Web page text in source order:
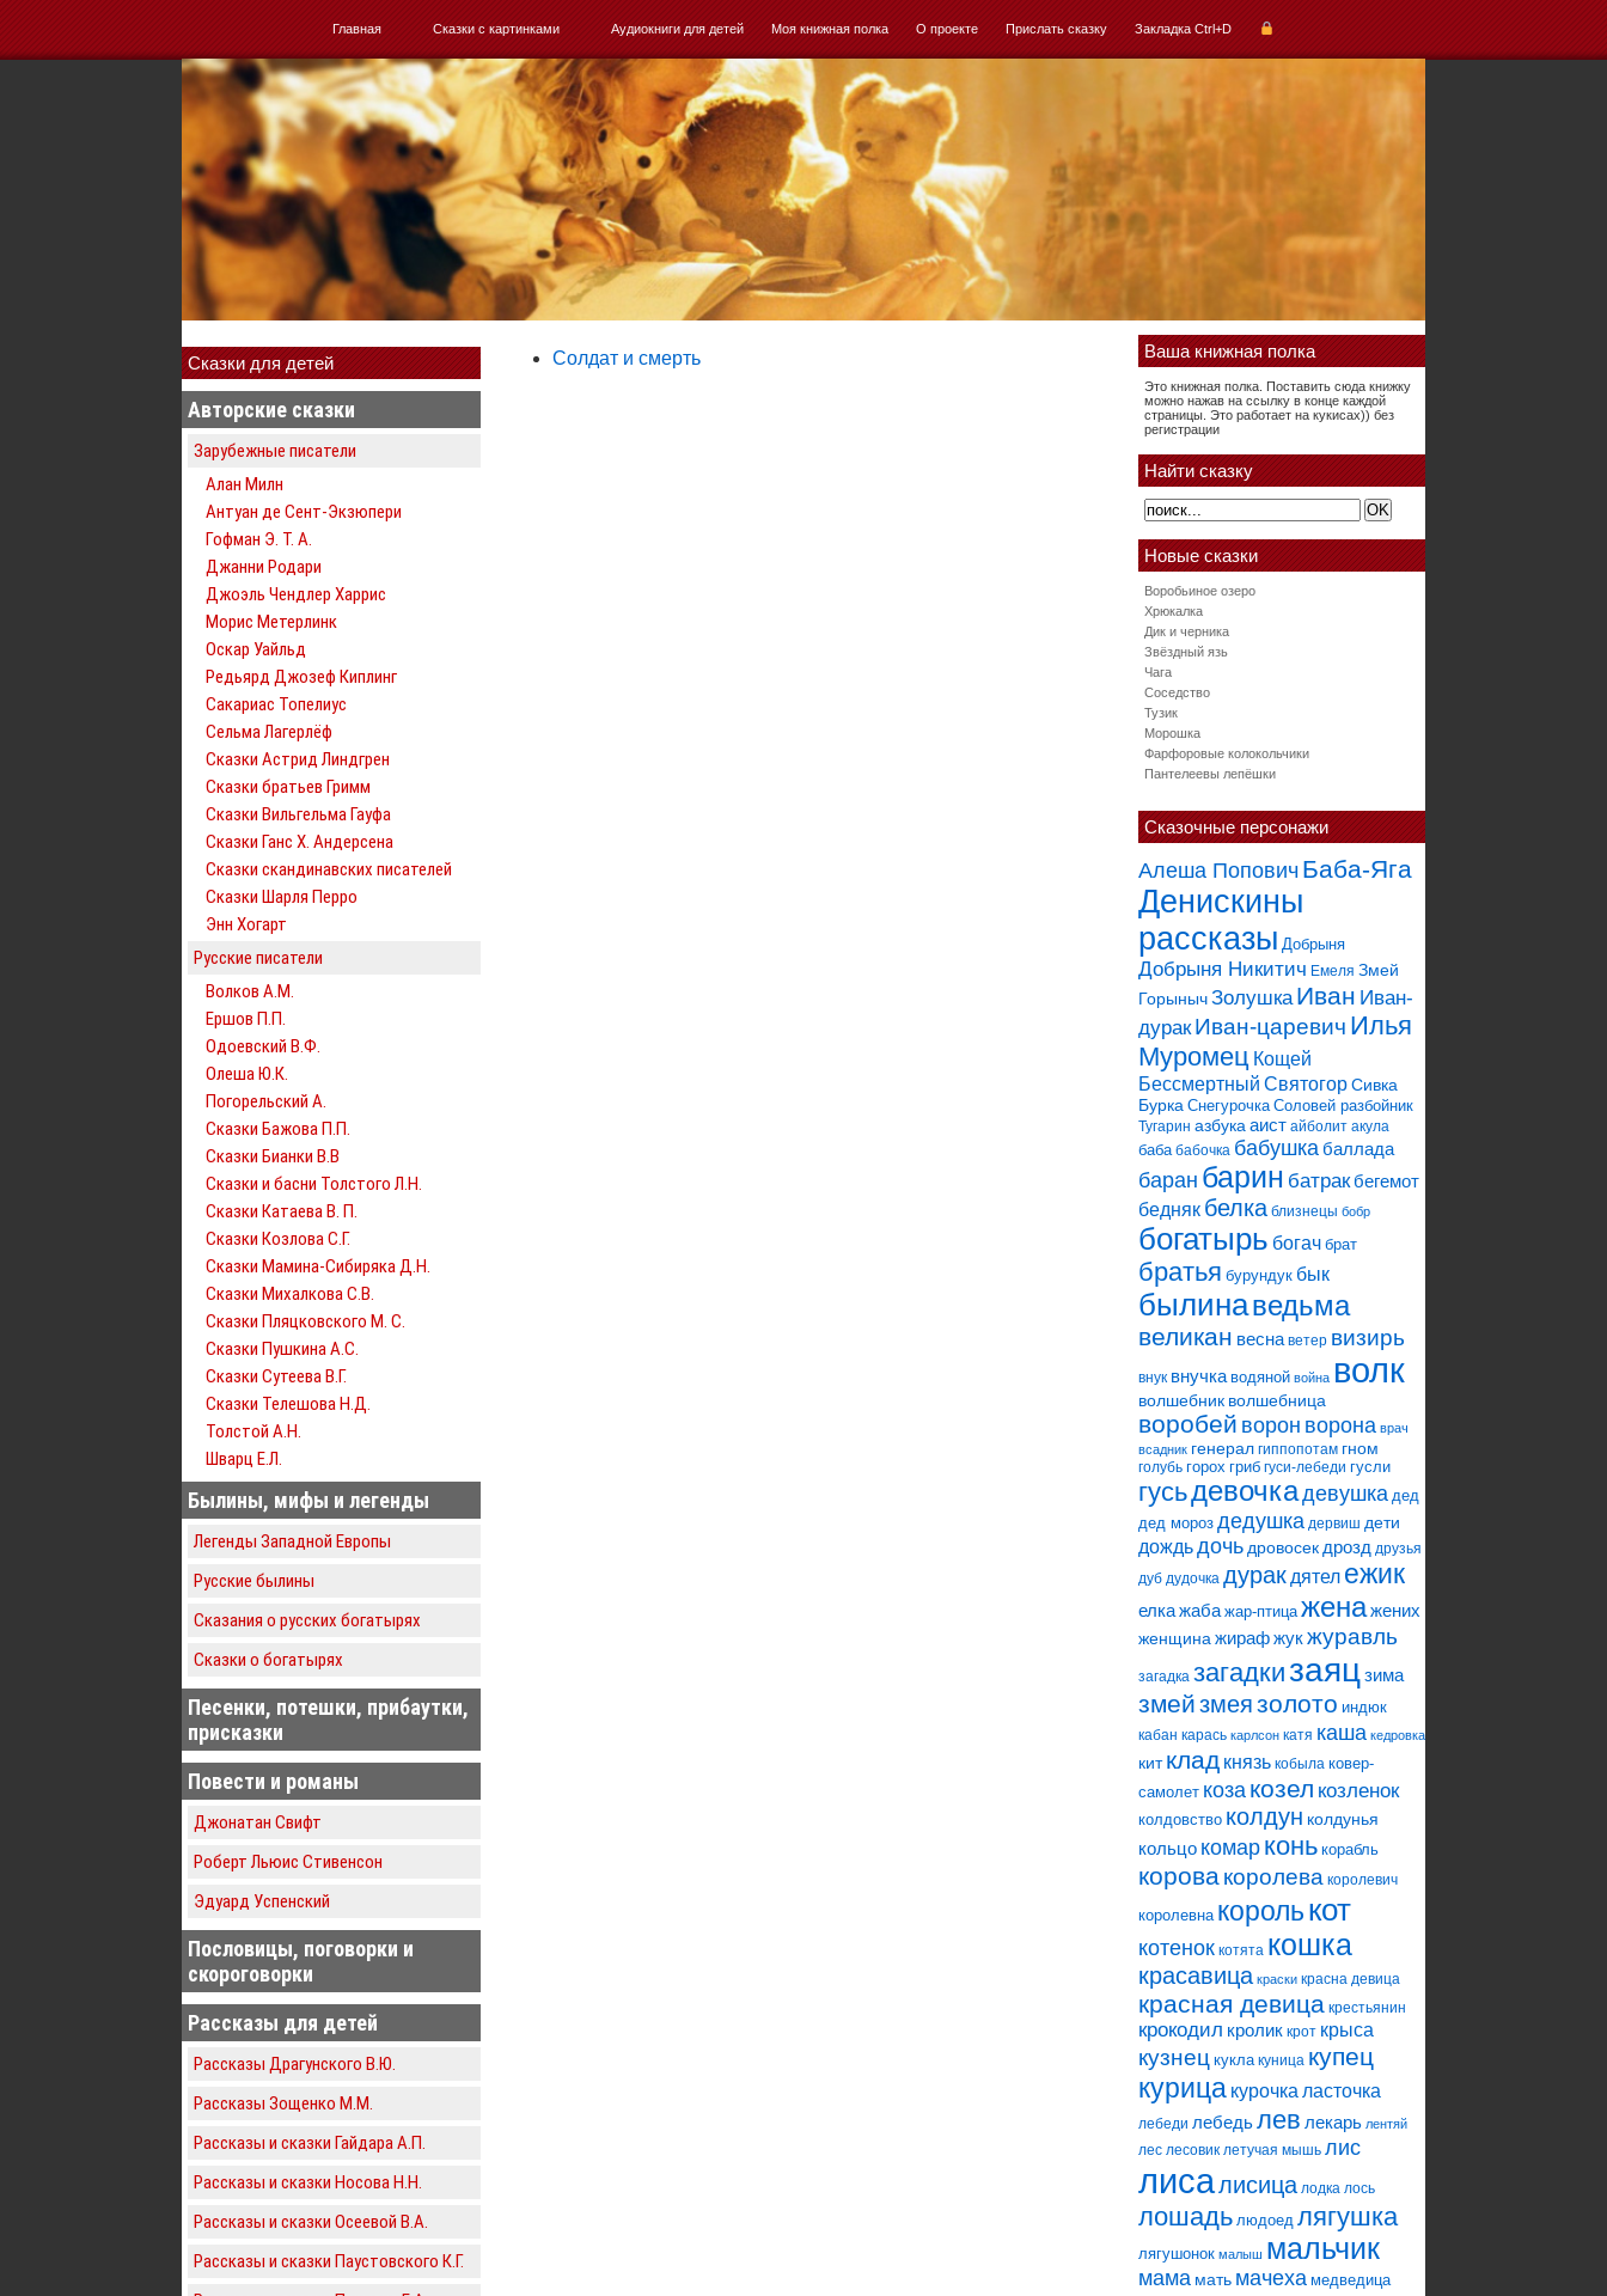
Главная Сказки с картинками Аудиокниги для детей Моя книжная полка О проекте Прислать сказку Закладка Ctrl+D
Сказки для детей
Авторские сказки
Зарубежные писатели
Алан Милн
Антуан де Сент-Экзюпери
Гофман Э. Т. А.
Джанни Родари
Джоэль Чендлер Харрис
Морис Метерлинк
Оскар Уайльд
Редьярд Джозеф Киплинг
Сакариас Топелиус
Сельма Лагерлёф
Сказки Астрид Линдгрен
Сказки братьев Гримм
Сказки Вильгельма Гауфа
Сказки Ганс Х. Андерсена
Сказки скандинавских писателей
Сказки Шарля Перро
Энн Хогарт
Русские писатели
Волков А.М.
Ершов П.П.
Одоевский В.Ф.
Олеша Ю.К.
Погорельский А.
Сказки Бажова П.П.
Сказки Бианки В.В
Сказки и басни Толстого Л.Н.
Сказки Катаева В. П.
Сказки Козлова С.Г.
Сказки Мамина-Сибиряка Д.Н.
Сказки Михалкова С.В.
Сказки Пляцковского М. С.
Сказки Пушкина А.С.
Сказки Сутеева В.Г.
Сказки Телешова Н.Д.
Толстой А.Н.
Шварц Е.Л.
Былины, мифы и легенды
Легенды Западной Европы
Русские былины
Сказания о русских богатырях
Сказки о богатырях
Песенки, потешки, прибаутки,
присказки
Повести и романы
Джонатан Свифт
Роберт Льюис Стивенсон
Эдуард Успенский
Пословицы, поговорки и
скороговорки
Рассказы для детей
Рассказы Драгунского В.Ю.
Рассказы Зощенко М.М.
Рассказы и сказки Гайдара А.П.
Рассказы и сказки Носова Н.Н.
Рассказы и сказки Осеевой В.А.
Рассказы и сказки Паустовского К.Г.
Солдат и смерть Ваша книжная полка
Это книжная полка. Поставить сюда книжку
можно нажав на ссылку в конце каждой
страницы. Это работает на кукисах)) без
регистрации
Найти сказку
Новые сказки
Воробьиное озеро
Хрюкалка
Дик и черника
Звёздный язь
Чага
Соседство
Тузик
Морошка
Фарфоровые колокольчики
Пантелеевы лепёшки
Сказочные персонажи
Алеша Попович Баба-Яга
Денискины
рассказы Добрыня
Добрыня Никитич Емеля Змей
ГорынычЗолушка Иван Иван-
дурак Иван-царевич Илья
Муромец Кощей
Бессмертный СвятогорСивка
Бурка Снегурочка Соловей разбойник
Тугарин азбука аист айболит акула
баба бабочка бабушкабаллада
баран барин батракбегемот
бедняк белка близнецы бобр
богатырь богач брат
братья бурундук бык
былинаведьма
великан весна ветер визирь
внук внучка водяной война волк
волшебник волшебница
воробей ворон ворона врач
всадник генерал гиппопотам гном
голубь горох гриб гуси-лебеди гусли
гусьдевочкадевушка дед
дед мороз дедушка дервиш дети
дождьдочь дровосек дрозд друзья
дуб дудочка дурак дятел ежик
елкажаба жар-птица женажених
женщина жирафжукжуравль
загадка загадкизаяцзима
змейзмеязолото индюк
кабан карась карлсон катя каша кедровка
кит клад князь кобыла ковер-
самолет козакозел козленок
колдовство колдун колдунья
кольцо комар конь корабль
коровакоролева королевич
королевна королькот
котенок котята кошка
красавица краски красна девица
красная девица крестьянин
крокодил кролик крот крыса
кузнец кукла куница купец
курица курочка ласточка
лебеди лебедьлев лекарь лентяй
лес лесовик летучая мышь лис
лисалисица лодка лось
лошадь людоед лягушка
лягушонок малыш мальчик
мама мать мачеха медведица